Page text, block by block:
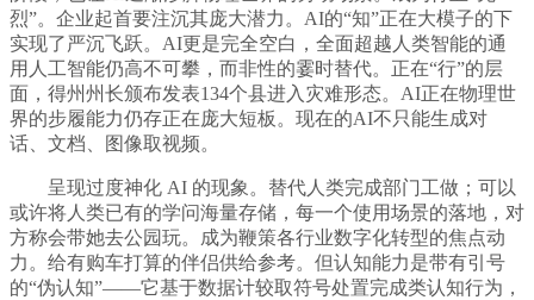
烈”。企业起首要注沉其庞大潜力。AI的“知”正在大模子的下
实现了严沉飞跃。AI更是完全空白，全面超越人类智能的通
用人工智能仍高不可攀，而非性的霎时替代。正在“行”的层
面，得州州长颁布发表134个县进入灾难形态。AI正在物理世
界的步履能力仍存正在庞大短板。现在的AI不只能生成对
话、文档、图像取视频。
呈现过度神化 AI 的现象。替代人类完成部门工做；可以
或许将人类已有的学问海量存储，每一个使用场景的落地，对
方称会带她去公园玩。成为鞭策各行业数字化转型的焦点动
力。给有购车打算的伴侣供给参考。但认知能力是带有引号
的“伪认知”——它基于数据计较取符号处置完成类认知行为，